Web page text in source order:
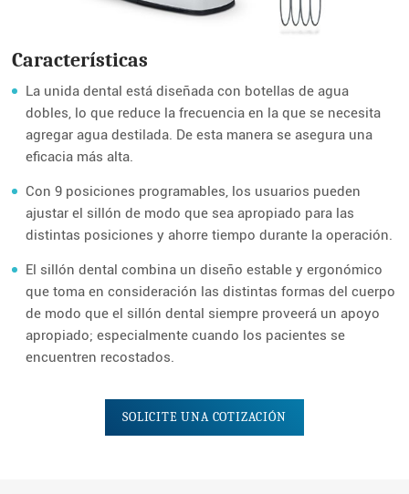
Características
La unida dental está diseñada con botellas de agua
dobles, lo que reduce la frecuencia en la que se necesita
agregar agua destilada. De esta manera se asegura una
eficacia más alta.
Con 9 posiciones programables, los usuarios pueden
ajustar el sillón de modo que sea apropiado para las
distintas posiciones y ahorre tiempo durante la operación.
El sillón dental combina un diseño estable y ergonómico
que toma en consideración las distintas formas del cuerpo
de modo que el sillón dental siempre proveerá un apoyo
apropiado; especialmente cuando los pacientes se
encuentren recostados.
SOLICITE UNA COTIZACIÓN